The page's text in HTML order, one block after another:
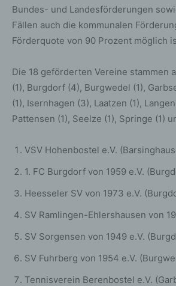
Bundes- und Landesförderungen
Fällen auch die kommunalen
Förderquote von 90 Prozent möglich
Die 18 geförderten Vereine stammen
(1), Burgdorf (4), Burgwedel (1),
(1), Isernhagen (3), Laatzen (1),
Pattensen (1), Seelze (1), Springe (1)
VSV Hohenbostel e.V.
1. FC Burgdorf von 1959 e.V.
Heesseler SV von 1973 e.V.
SV Ramlingen-Ehlershausen von
SV Sorgensen von 1949 e.V.
SV Fuhrberg von 1954 e.V.
Tennisverein Berenbostel e.V.